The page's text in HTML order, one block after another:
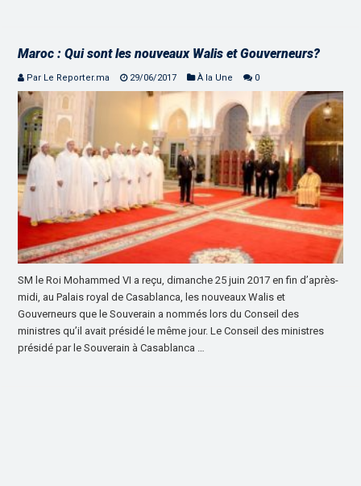
Maroc : Qui sont les nouveaux Walis et Gouverneurs?
Par Le Reporter.ma 29/06/2017 À la Une 0
SM le Roi Mohammed VI a reçu, dimanche 25 juin 2017 en fin d’après-
midi, au Palais royal de Casablanca, les nouveaux Walis et
Gouverneurs que le Souverain a nommés lors du Conseil des
ministres qu’il avait présidé le même jour. Le Conseil des ministres
présidé par le Souverain à Casablanca …